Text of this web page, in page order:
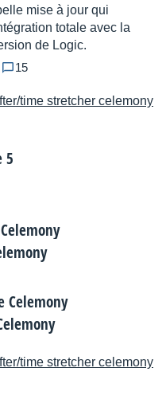
mise à jour qui
totale avec la
de Logic.
15
time stretcher celemony
time stretcher celemony